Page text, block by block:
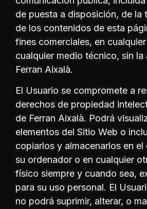
de puesta a disposición, de la
de los contenidos de esta
fines comerciales, en
cualquier medio técnico, sin
Ferran Aixalà.
El Usuario se compromete a
derechos de propiedad
de Ferran Aixalà. Podrá
elementos del Sitio Web o
copiarlos y almacenarlos en
su ordenador o en cualquier
físico siempre y cuando sea,
para su uso personal. El
no podrá suprimir, alterar, o